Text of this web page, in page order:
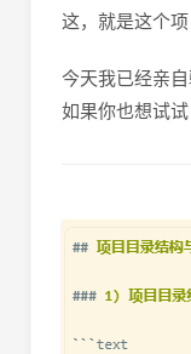
这，就是这个项
今天我已经亲自
如果你也想试试